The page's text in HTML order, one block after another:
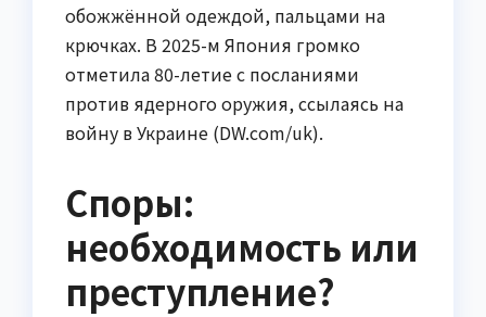
обожжённой одеждой, пальцами на
крючках. В 2025-м Япония громко
отметила 80-летие с посланиями
против ядерного оружия, ссылаясь на
войну в Украине (DW.com/uk).
Споры:
необходимость или
преступление?